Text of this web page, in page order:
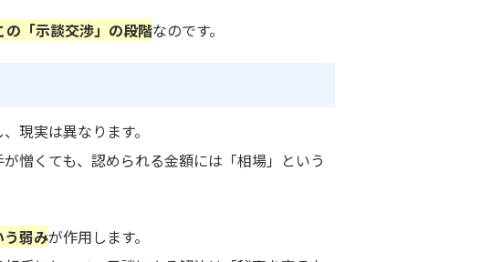
「示談交渉」の段階なのです。
現実は異なります。
憎くても、認められる金額には「相場」という
う弱みが作用します。